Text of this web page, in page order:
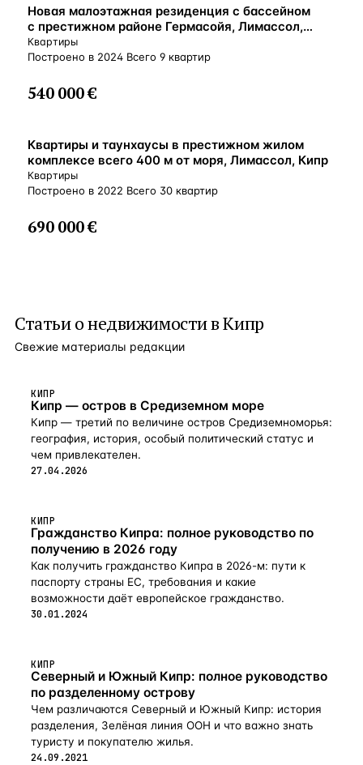
ВНЖ
Новая малоэтажная резиденция с бассейном
с престижном районе Гермасойя, Лимассол,
Кипр
Квартиры
Построено в 2024 Всего 9 квартир
540 000 €
ВНЖ
Квартиры и таунхаусы в престижном жилом
комплексе всего 400 м от моря, Лимассол, Кипр
Квартиры
Построено в 2022 Всего 30 квартир
690 000 €
Статьи онедвижимости в Кипр
Свежие материалы редакции
КИПР
Кипр — остров в Средиземном море
Кипр — третий по величине остров Средиземноморья:
география, история, особый политический статус и
чем привлекателен.
27.04.2026
КИПР
Гражданство Кипра: полное руководство по
получению в 2026 году
Как получить гражданство Кипра в 2026-м: пути к
паспорту страны ЕС, требования и какие
возможности даёт европейское гражданство.
30.01.2024
КИПР
Северный и Южный Кипр: полное руководство
по разделенному острову
Чем различаются Северный и Южный Кипр: история
разделения, Зелёная линия ООН и что важно знать
туристу и покупателю жилья.
24.09.2021